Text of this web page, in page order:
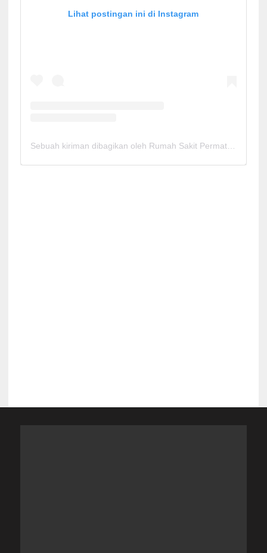
Lihat postingan ini di Instagram
Sebuah kiriman dibagikan oleh Rumah Sakit Permata Cirebon (@rspermatacirebon)